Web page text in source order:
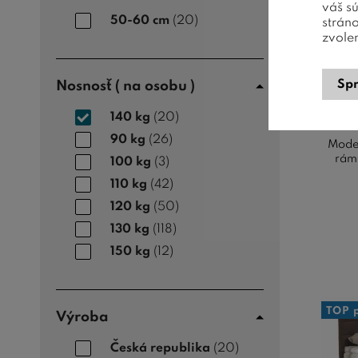
50-60 cm (20)
Nosnosť ( na osobu )
140 kg (20)
90 kg (26)
100 kg (3)
110 kg (42)
120 kg (50)
130 kg (118)
150 kg (12)
Výroba
Česká republika (20)
TOP
váš